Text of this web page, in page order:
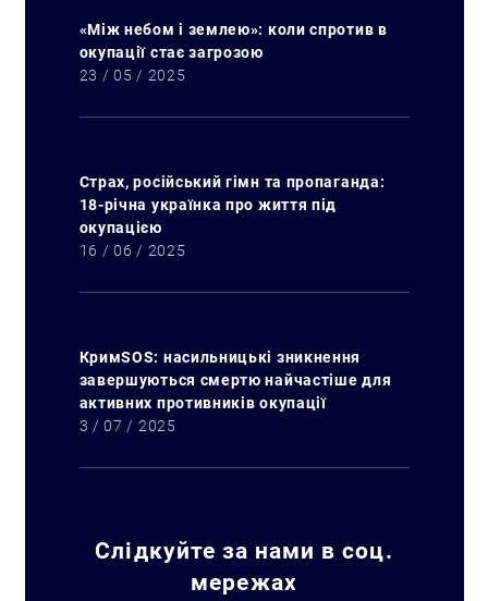
«Між небом і землею»: коли спротив в
окупації стає загрозою
23 / 05 / 2025
Страх, російський гімн та пропаганда:
18-річна українка про життя під
окупацією
16 / 06 / 2025
КримSOS: насильницькі зникнення
завершуються смертю найчастіше для
активних противників окупації
3 / 07 / 2025
Слідкуйте за нами в соц.
мережах